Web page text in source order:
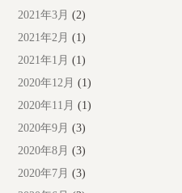
2021年3月 (2)
2021年2月 (1)
2021年1月 (1)
2020年12月 (1)
2020年11月 (1)
2020年9月 (3)
2020年8月 (3)
2020年7月 (3)